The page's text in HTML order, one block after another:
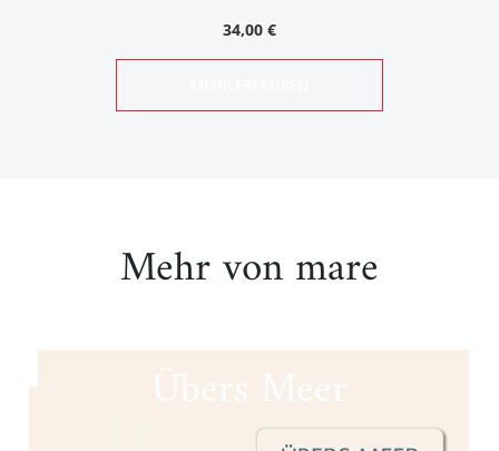
34,00 €
Mehr von mare
Übers Meer